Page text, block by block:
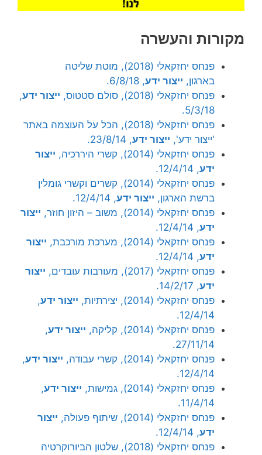
מקורות והעשרה
פנחס יחזקאלי (2018), מוטת שליטה
בארגון, ייצור ידע, 6/8/18.
פנחס יחזקאלי (2018), סולם סטטוס,
ייצור ידע,
5/3/18.
פנחס יחזקאלי (2018), הכל על העוצמה באתר
'ייצור ידע', ייצור ידע, 23/8/14.
פנחס יחזקאלי (2014), קשרי היררכיה,
ייצור
ידע, 12/4/14.
פנחס יחזקאלי (2014), קשרים וקשרי גומלין
ברשת הארגון, ייצור ידע, 12/4/14.
פנחס יחזקאלי (2014), משוב – היזון חוזר,
ייצור
ידע, 12/4/14.
פנחס יחזקאלי (2014), מערכת מורכבת,
ייצור
ידע, 12/4/14.
פנחס יחזקאלי (2017), מעורבות עובדים,
ייצור
ידע, 14/2/17.
פנחס יחזקאלי (2014), יצירתיות,
ייצור ידע,
12/4/14.
פנחס יחזקאלי (2014), קליקה,
ייצור ידע,
27/11/14.
פנחס יחזקאלי (2014), קשרי עבודה,
ייצור ידע,
12/4/14.
פנחס יחזקאלי (2014), גמישות,
ייצור ידע,
11/4/14.
פנחס יחזקאלי (2014), שיתוף פעולה,
ייצור
ידע, 12/4/14.
פנחס יחזקאלי (2018), שלטון הביורוקרטיה